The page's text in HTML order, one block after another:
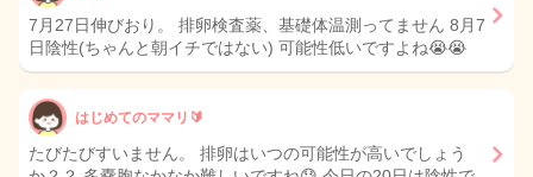
7月27日伸びおり。 排卵検査薬、基礎体温測ってません 8月7
日陰性(ちゃんと朝イチではない) 可能性低いですよね😭😭
はじめてのママリ🔰
たびたびすいません。 排卵はいつの可能性が高いでしょう